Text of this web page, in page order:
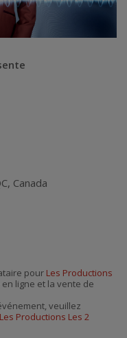
, Canada
pour Les Productions
ligne et la vente de
veuillez
Les Productions Les 2